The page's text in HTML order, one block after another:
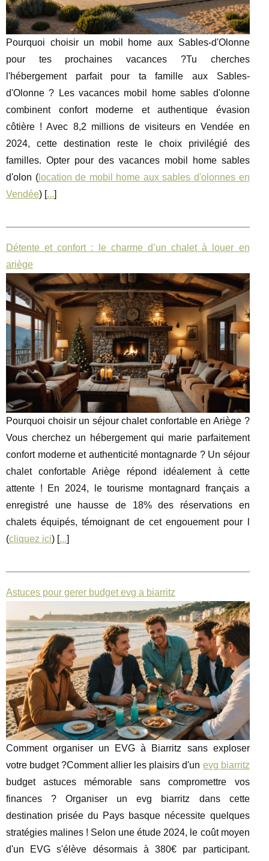
Pourquoi choisir un mobil home aux Sables-d'Olonne
pour tes prochaines vacances ?Tu cherches
l'hébergement parfait pour ta famille aux Sables-
d'Olonne ? Les vacances mobil home sables d'olonne
combinent confort moderne et authentique évasion
côtière ! Avec 8,2 millions de visiteurs en Vendée en
2024, cette destination reste le choix privilégié des
familles. Opter pour des vacances mobil home sables
d'olon (location de mobil home aux sables d'olonnes en
Vendée) [...]
Détente et confort : le charme d’un chalet à louer en
ariège
Pourquoi choisir un séjour chalet confortable en Ariège ?
Vous cherchez un hébergement qui marie parfaitement
confort moderne et authenticité montagnarde ? Un séjour
chalet confortable Ariège répond idéalement à cette
attente ! En 2024, le tourisme montagnard français a
enregistré une hausse de 18% des réservations en
chalets équipés, témoignant de cet engouement pour l
(cliquez ici) [...]
Astuces pour gerer budget evg a biarritz
Comment organiser un EVG à Biarritz sans exploser
votre budget ?Comment allier les plaisirs d'un evg biarritz
budget astuces mémorable sans compromettre vos
finances ? Organiser un evg biarritz dans cette
destination prisée du Pays basque nécessite quelques
stratégies malines ! Selon une étude 2024, le coût moyen
d'un EVG s'élève désormais à 380€ par participant.